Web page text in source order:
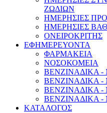
ΖΩΔΙΩΝ
ΗΜΕΡΗΣΙΕΣ
ΗΜΕΡΗΣΙΕΣ
ΟΝΕΙΡΟΚΡΙΤΗΣ
ΕΦΗΜΕΡΕΥΟΝΤΑ
ΦΑΡΜΑΚΕΙΑ
ΝΟΣΟΚΟΜΕΙΑ
ΒΕΝΖΙΝΑΔΙΚΑ
ΒΕΝΖΙΝΑΔΙΚΑ
ΒΕΝΖΙΝΑΔΙΚΑ
ΒΕΝΖΙΝΑΔΙΚΑ
ΚΑΤΑΛΟΓΟΣ